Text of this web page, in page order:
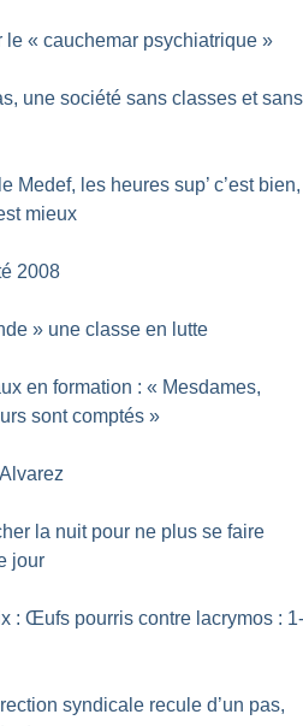
le « cauchemar psychiatrique »
une société sans classes et sans
Medef, les heures sup’ c’est bien,
mieux
2008
» une classe en lutte
en formation : « Mesdames,
sont comptés »
la nuit pour ne plus se faire
jour
: Œufs pourris contre lacrymos :
syndicale recule d’un pas,